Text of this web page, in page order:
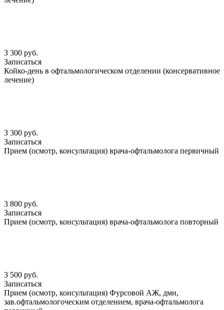
3 300 руб.
Записаться
Койко-день в офтальмологическом отделении (консервативное
лечение)
3 300 руб.
Записаться
Прием (осмотр, консультация) врача-офтальмолога первичный
3 800 руб.
Записаться
Прием (осмотр, консультация) врача-офтальмолога повторный
3 500 руб.
Записаться
Прием (осмотр, консультация) Фурсовой АЖ, дмн,
зав.офтальмологоческим отделением, врача-офтальмолога